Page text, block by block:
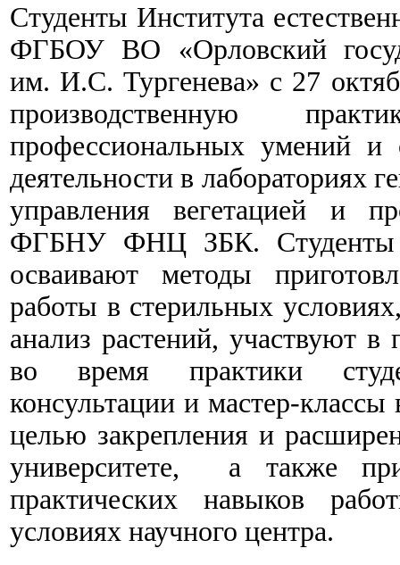
Студенты Института
ФГБОУ ВО «Орловский
им. И.С. Тургенева» с 27
производственную
профессиональных умений и
деятельности в лабораториях
управления вегетацией и
ФГБНУ ФНЦ ЗБК. Студенты
осваивают методы
работы в стерильных
анализ растений, участвуют в
во время практики
консультации и мастер-
целью закрепления и
университете, а также
практических навыков
условиях научного центра.